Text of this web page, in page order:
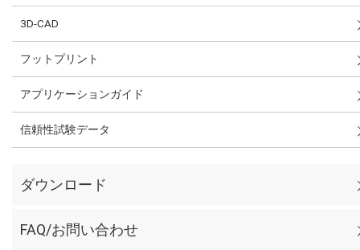
3D-CAD
フットプリント
アプリケーションガイド
信頼性試験データ
ダウンロード
FAQ/お問い合わせ